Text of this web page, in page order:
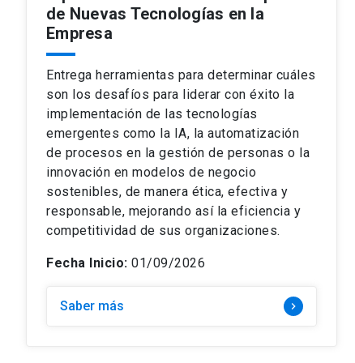
de Nuevas Tecnologías en la
Empresa
Entrega herramientas para determinar cuáles
son los desafíos para liderar con éxito la
implementación de las tecnologías
emergentes como la IA, la automatización
de procesos en la gestión de personas o la
innovación en modelos de negocio
sostenibles, de manera ética, efectiva y
responsable, mejorando así la eficiencia y
competitividad de sus organizaciones.
Fecha Inicio: 01/09/2026
Saber más keyboard_arrow_right